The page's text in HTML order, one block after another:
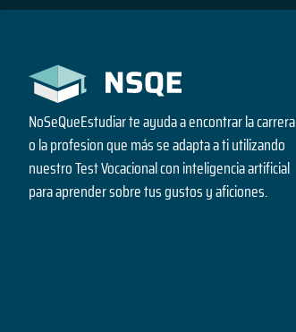
Colombia
Costa Rica
Ecuador
NoSeQueEstudiar te ayuda a encontrar la carrera
o la profesion que más se adapta a ti utilizando
nuestro Test Vocacional con inteligencia artificial
para aprender sobre tus gustos y aficiones.